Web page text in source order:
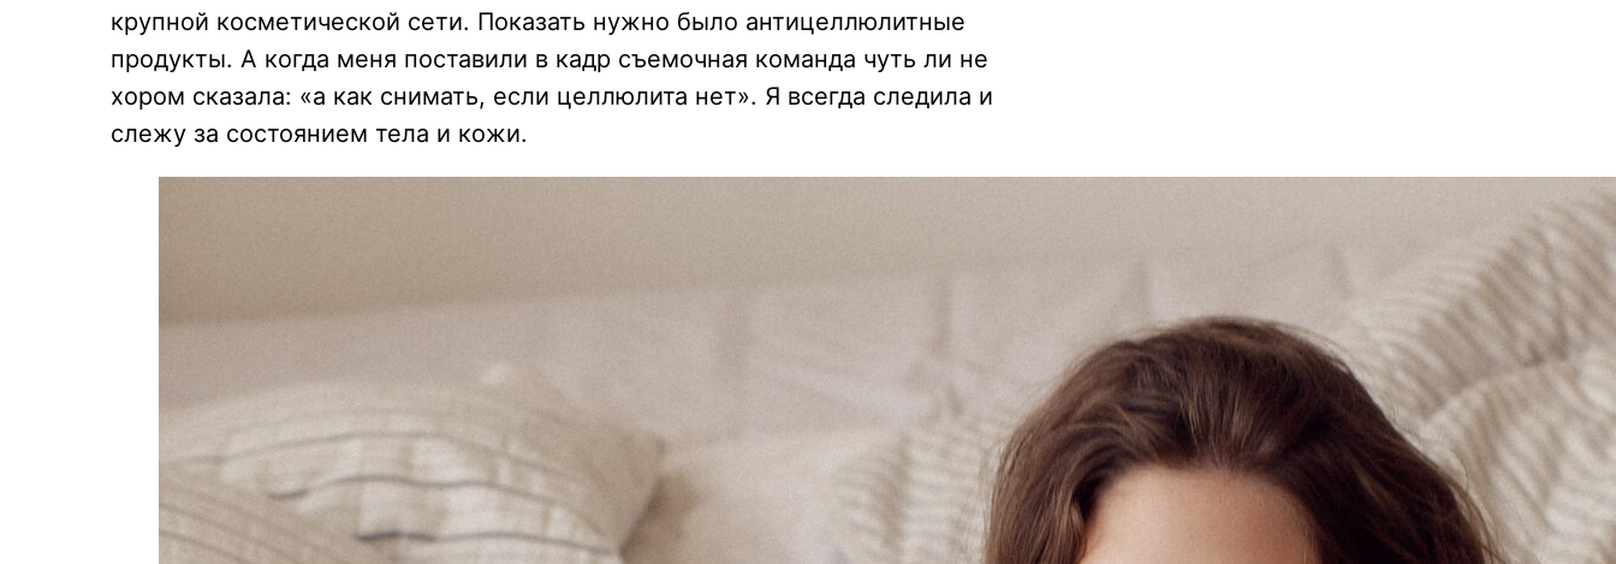
крупной косметической сети. Показать нужно было антицеллюлитные
продукты. А когда меня поставили в кадр съемочная команда чуть ли не
хором сказала: «а как снимать, если целлюлита нет». Я всегда следила и
слежу за состоянием тела и кожи.